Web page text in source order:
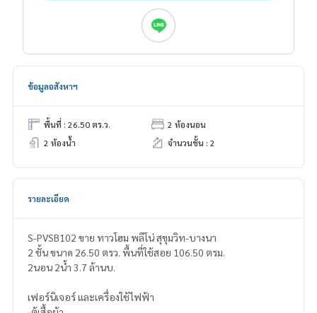
ข้อมูลอสังหาฯ
พื้นที่ : 26.50 ตร.ว.
2 ห้องนอน
2 ห้องน้ำ
จำนวนชั้น : 2
รายละเอียด
S-PVSB102 ขาย ทาวโฮม พลีโน่ สุขุมวิท-บางนา
2 ชั้น ขนาด 26.50 ตรว. พื้นที่ใช้สอย 106.50 ตรม.
2นอน 2น้ำ 3.7 ล้านบ.
เฟอร์นิเจอร์ และเครื่องใช้ไฟฟ้า